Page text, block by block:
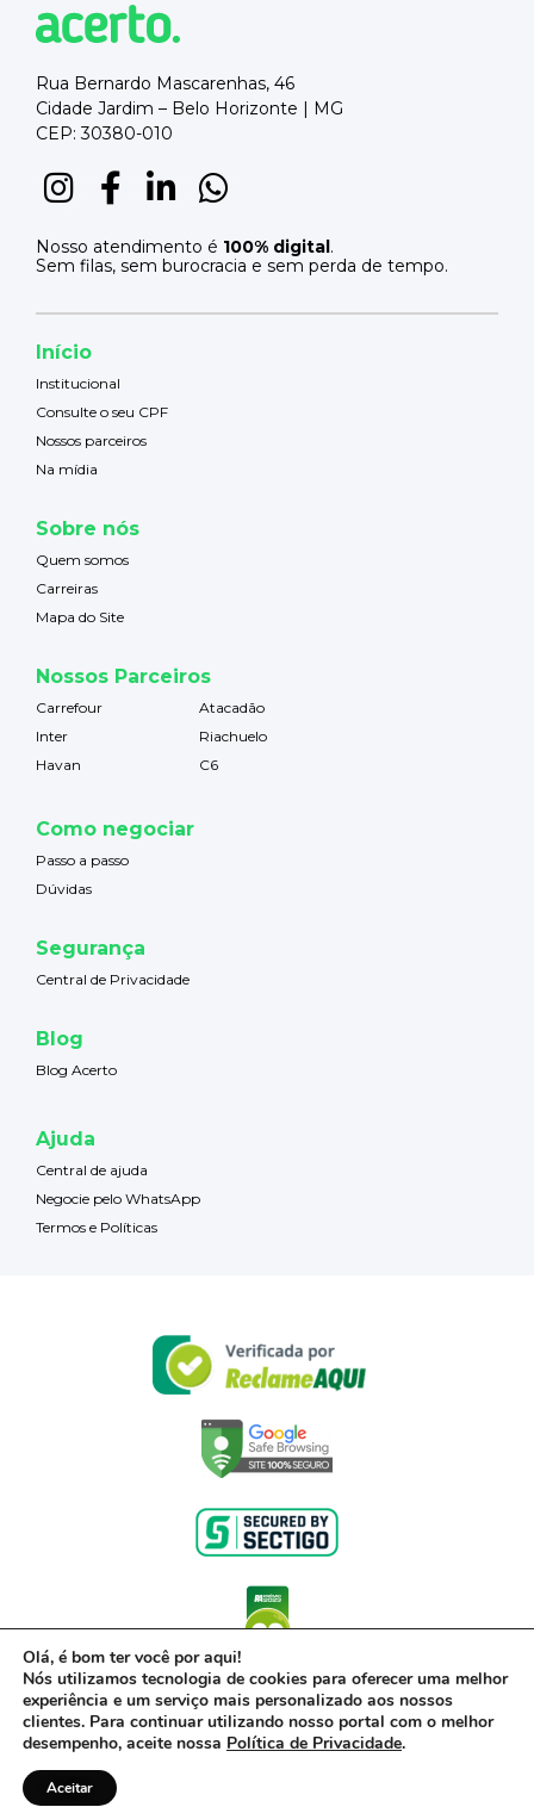
Rua Bernardo Mascarenhas, 46
Cidade Jardim – Belo Horizonte | MG
CEP: 30380-010
Nosso atendimento é 100% digital.
Sem filas, sem burocracia e sem perda de tempo.
Início
Institucional
Consulte o seu CPF
Nossos parceiros
Na mídia
Sobre nós
Quem somos
Carreiras
Mapa do Site
Nossos Parceiros
Carrefour
Atacadão
Inter
Riachuelo
Havan
C6
Como negociar
Passo a passo
Dúvidas
Segurança
Central de Privacidade
Blog
Blog Acerto
Ajuda
Central de ajuda
Negocie pelo WhatsApp
Termos e Políticas
© 2017- 2022 – Powered by Acerto, uma empresa do Grupo Inter – CNPJ 00.416.968/0001-
Todos os direitos reservados. ·
Olá, é bom ter você por aqui!
Nós utilizamos tecnologia de cookies para oferecer uma melhor
experiência e um serviço mais personalizado aos nossos
clientes. Para continuar utilizando nosso portal com o melhor
desempenho, aceite nossa Política de Privacidade.
Aceitar